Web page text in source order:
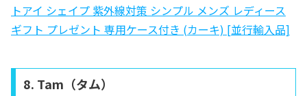
トアイ シェイプ 紫外線対策 シンプル メンズ レディース
ギフト プレゼント 専用ケース付き (カーキ) [並行輸入品]
8. Tam（タム）